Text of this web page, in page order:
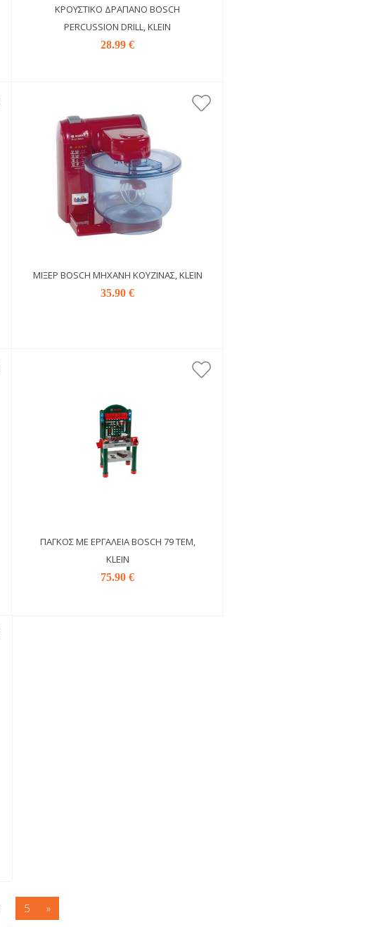
ΚΡΟΥΣΤΙΚΌ ΔΡΆΠΑΝΟ BOSCH
PERCUSSION DRILL, KLEIN
28.99 €
ΜΊΞΕΡ BOSCH ΜΗΧΑΝΉ ΚΟΥΖΊΝΑΣ, KLEIN
35.90 €
ΠΆΓΚΟΣ ΜΕ ΕΡΓΑΛΕΊΑ BOSCH 79 ΤΕΜ,
KLEIN
75.90 €
5 »